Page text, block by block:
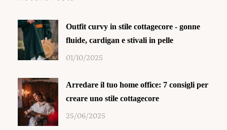
Outfit curvy in stile cottagecore - gonne
fluide, cardigan e stivali in pelle
01/10/2025
Arredare il tuo home office: 7 consigli per
creare uno stile cottagecore
25/06/2025